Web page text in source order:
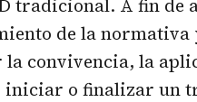
tradicional. A fin de
de la normativa
convivencia, la
iniciar o finalizar un